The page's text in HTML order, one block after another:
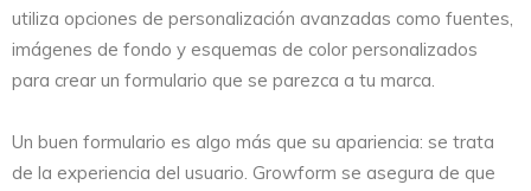
utiliza opciones de personalización avanzadas como fuentes,
imágenes de fondo y esquemas de color personalizados
para crear un formulario que se parezca a tu marca.
Un buen formulario es algo más que su apariencia: se trata
de la experiencia del usuario. Growform se asegura de que